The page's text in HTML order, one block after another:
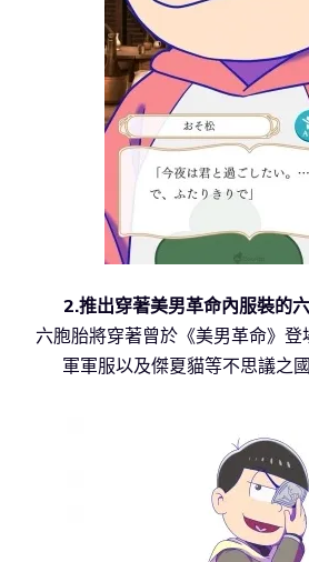
2.推出穿著美男革命內服裝的
六胞胎將穿著曾於《美男革命》
軍軍服以及傑夏貓等不思議之